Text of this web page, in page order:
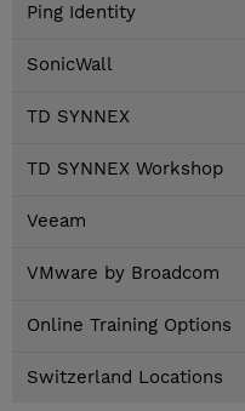
Ping Identity
SonicWall
TD SYNNEX
TD SYNNEX Workshop
Veeam
VMware by Broadcom
Online Training Options
Switzerland Locations